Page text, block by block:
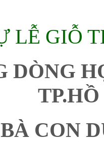
LỄ GIỖ
DÒNG
CON